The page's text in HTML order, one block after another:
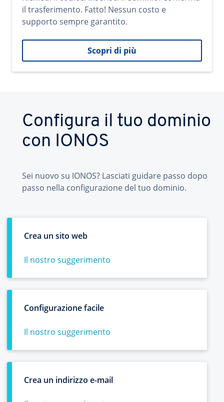
il trasferimento. Fatto! Nessun costo e
supporto sempre garantito.
Scopri di più
Configura il tuo dominio
con IONOS
Sei nuovo su IONOS? Lasciati guidare passo dopo
passo nella configurazione del tuo dominio.
Crea un sito web
Il nostro suggerimento
Configurazione facile
Il nostro suggerimento
Crea un indirizzo e-mail